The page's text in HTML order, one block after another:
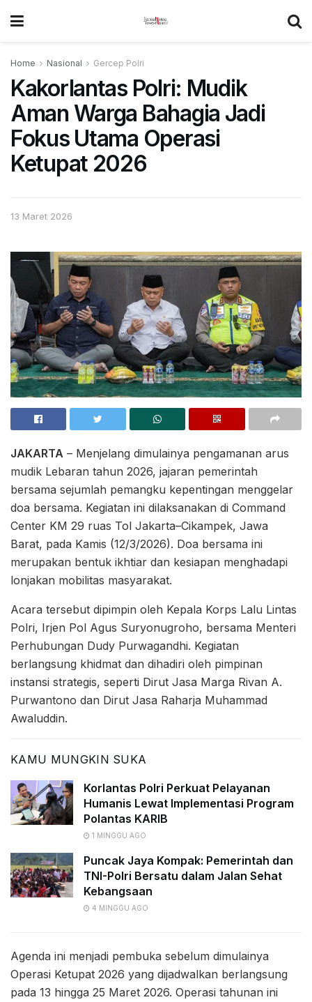
Home Nasional Gercep Polri
Kakorlantas Polri: Mudik
Aman Warga Bahagia Jadi
Fokus Utama Operasi
Ketupat 2026
13 Maret 2026
JAKARTA – Menjelang dimulainya pengamanan arus
mudik Lebaran tahun 2026, jajaran pemerintah
bersama sejumlah pemangku kepentingan menggelar
doa bersama. Kegiatan ini dilaksanakan di Command
Center KM 29 ruas Tol Jakarta–Cikampek, Jawa
Barat, pada Kamis (12/3/2026). Doa bersama ini
merupakan bentuk ikhtiar dan kesiapan menghadapi
lonjakan mobilitas masyarakat.
Acara tersebut dipimpin oleh Kepala Korps Lalu Lintas
Polri, Irjen Pol Agus Suryonugroho, bersama Menteri
Perhubungan Dudy Purwagandhi. Kegiatan
berlangsung khidmat dan dihadiri oleh pimpinan
instansi strategis, seperti Dirut Jasa Marga Rivan A.
Purwantono dan Dirut Jasa Raharja Muhammad
Awaluddin.
KAMU MUNGKIN SUKA
Korlantas Polri Perkuat Pelayanan
Humanis Lewat Implementasi Program
Polantas KARIB
1 MINGGU AGO
Puncak Jaya Kompak: Pemerintah dan
TNI-Polri Bersatu dalam Jalan Sehat
Kebangsaan
4 MINGGU AGO
Agenda ini menjadi pembuka sebelum dimulainya
Operasi Ketupat 2026 yang dijadwalkan berlangsung
pada 13 hingga 25 Maret 2026. Operasi tahunan ini